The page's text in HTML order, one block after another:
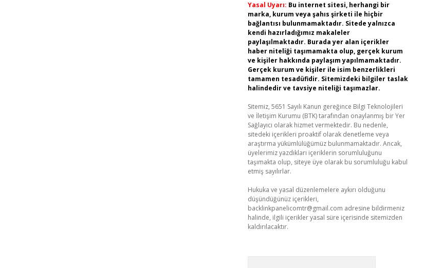
Yasal Uyarı: Bu internet sitesi, herhangi bir
marka, kurum veya şahıs şirketi ile hiçbir
bağlantısı bulunmamaktadır. Sitede yalnızca
kendi hazırladığımız makaleler
paylaşılmaktadır. Burada yer alan içerikler
haber niteliği taşımamakta olup, gerçek kurum
ve kişiler hakkında paylaşım yapılmamaktadır.
Gerçek kurum ve kişiler ile isim benzerlikleri
tamamen tesadüfidir. Sitemizdeki bilgiler taslak
halindedir ve tavsiye niteliği taşımazlar.
Sitemiz, 5651 Sayılı Kanun gereğince Bilgi Teknolojileri
ve İletişim Kurumu (BTK) tarafından onaylanmış bir Yer
Sağlayıcı olarak hizmet vermektedir. Bu nedenle,
sitedeki içerikleri proaktif olarak denetleme veya
araştırma yükümlülüğümüz bulunmamaktadır. Ancak,
üyelerimiz yazdıkları içeriklerin sorumluluğunu
taşımakta olup, siteye üye olarak bu sorumluluğu kabul
etmiş sayılırlar.
Hukuka ve yasal düzenlemelere aykırı olduğunu
düşündüğünüz içerikleri,
backlinkpanelicomtr@gmail.com adresine bildirmeniz
halinde, ilgili içerikler yasal süre içerisinde sitemizden
kaldırılacaktır.